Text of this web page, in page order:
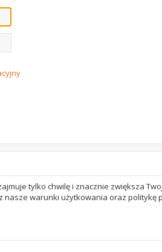
tylko chwilę i znacznie zwiększa
warunki użytkowania oraz